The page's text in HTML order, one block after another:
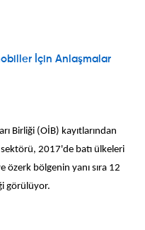
İçin Anlaşmalar
Birliği (OİB) kayıtlarından
2017'de batı ülkeleri
özerk bölgenin yanı sıra 12
görülüyor.